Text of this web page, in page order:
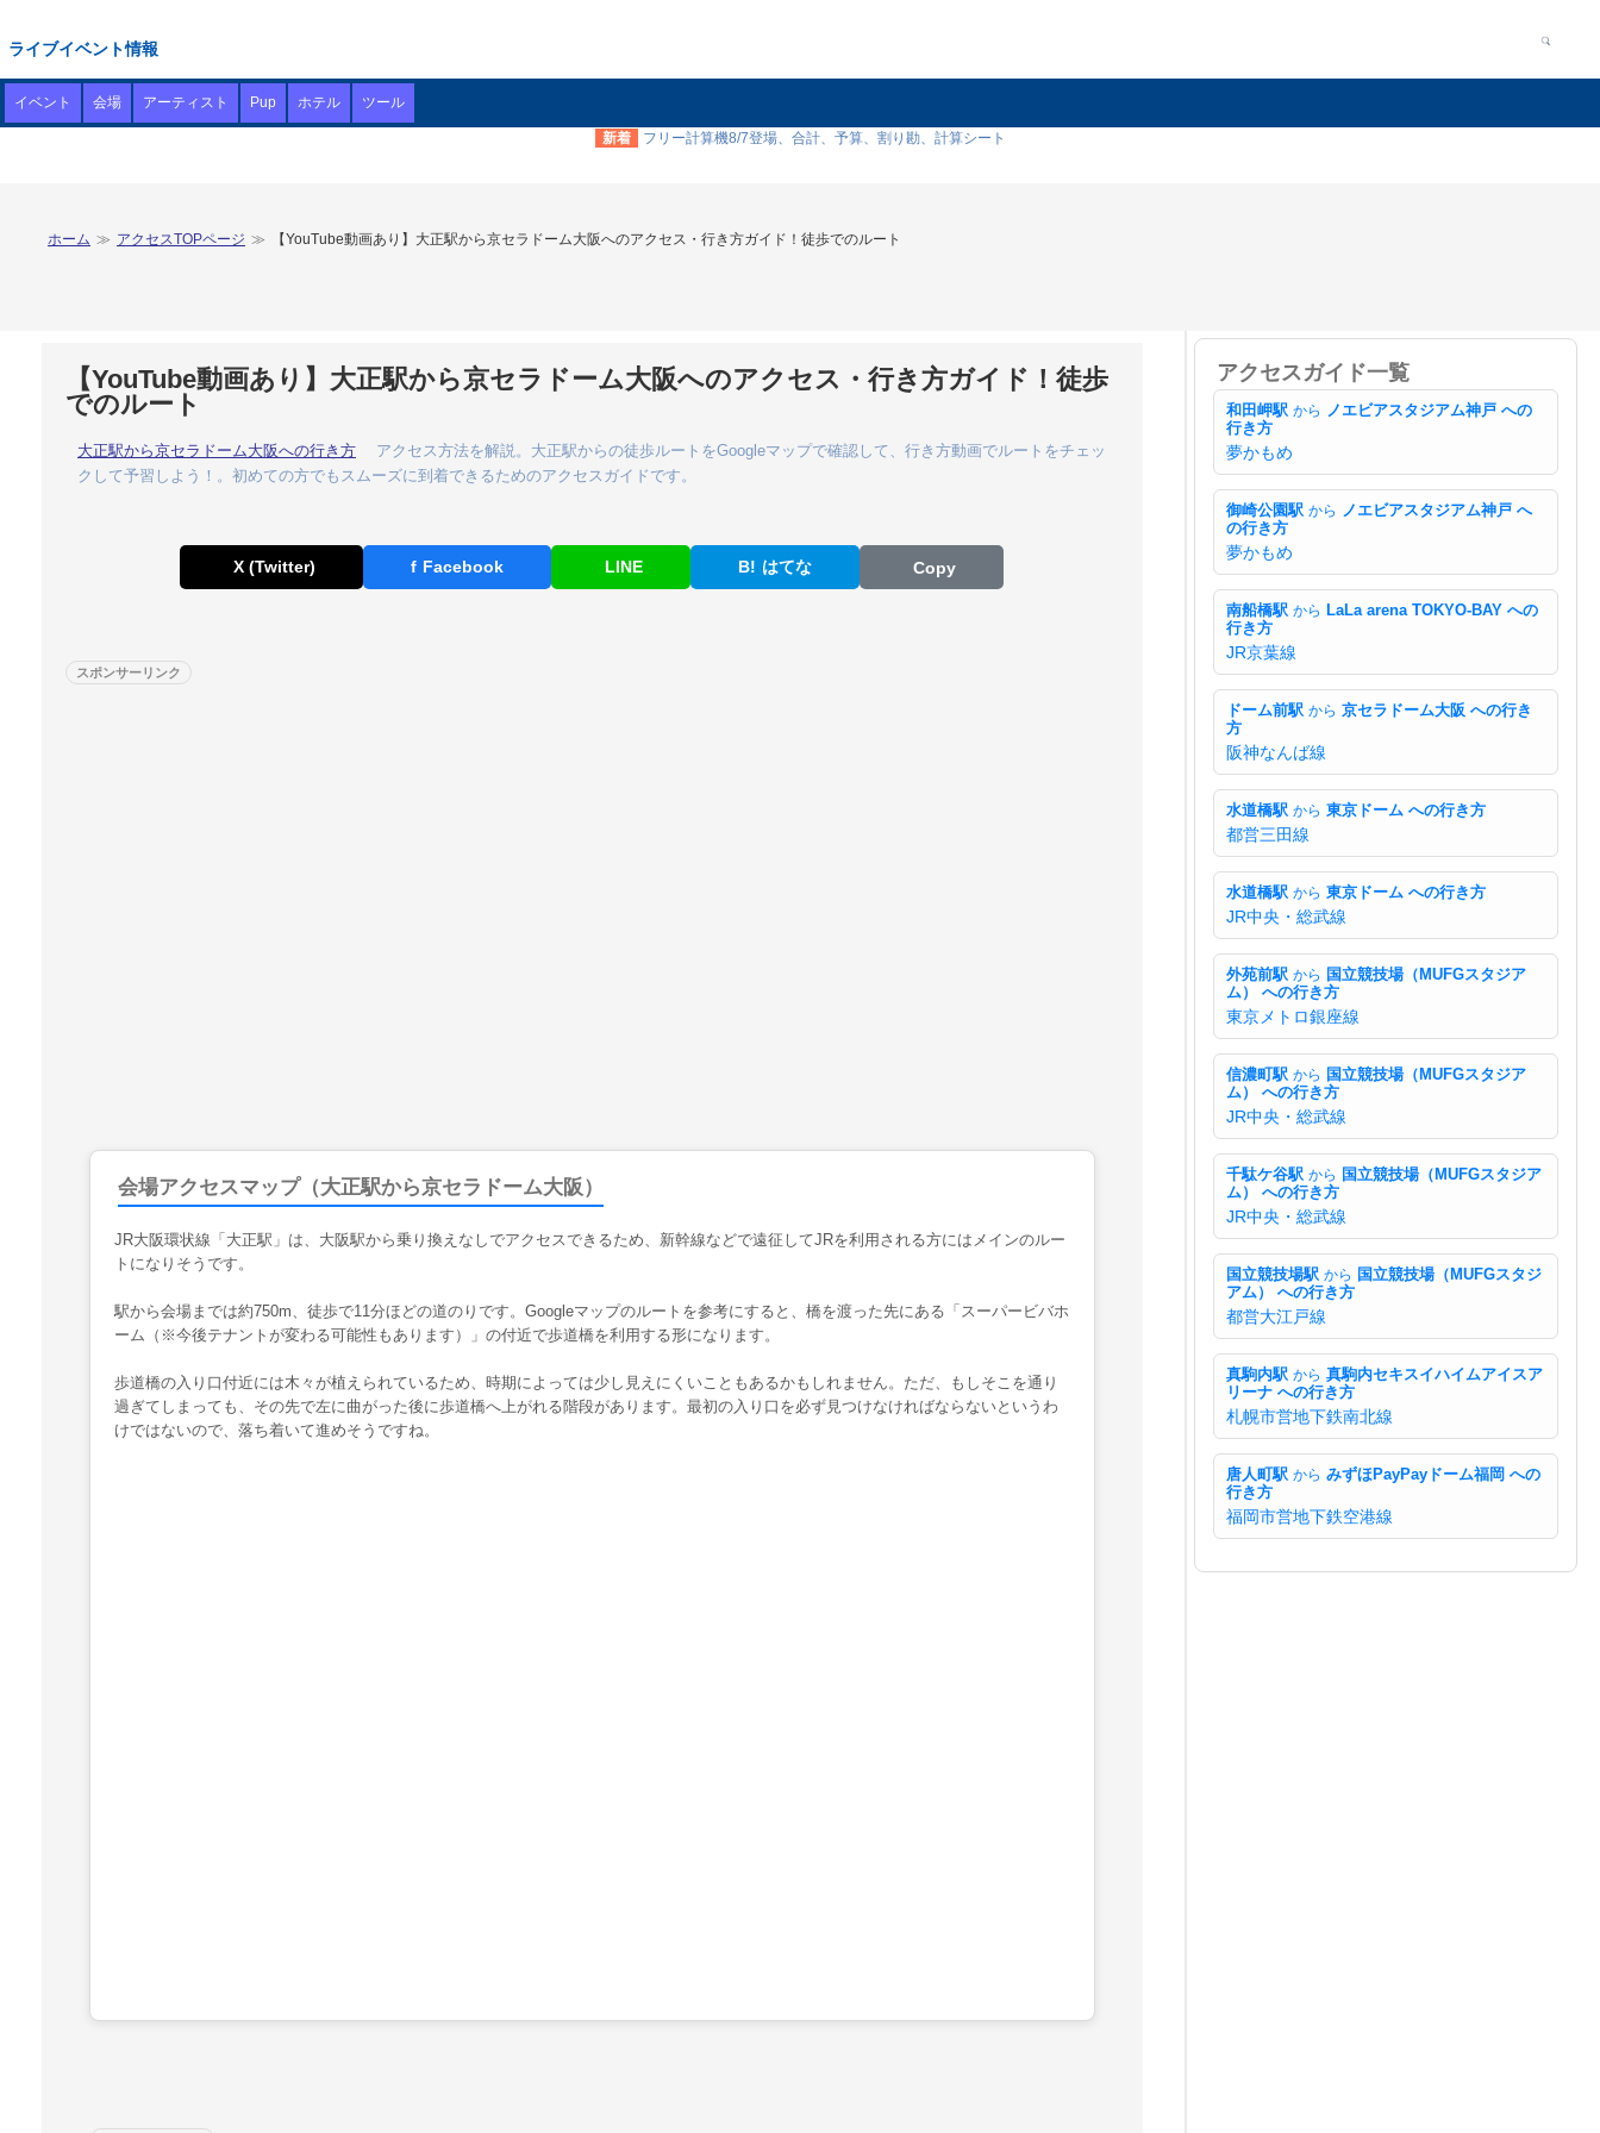
ライブイベント情報
イベント 会場 アーティスト Pup ホテル ツール
新着 フリー計算機8/7登場、合計、予算、割り勘、計算シート
ホーム アクセスTOPページ 【YouTube動画あり】大正駅から京セラドーム大阪へのアクセス・行き方ガイド！徒歩でのルート
【YouTube動画あり】大正駅から京セラドーム大阪へのアクセス・行き方ガイド！徒歩
でのルート
大正駅から京セラドーム大阪への行き方 アクセス方法を解説。大正駅からの徒歩ルートをGoogleマップで確認して、行き方動画でルートをチェッ
クして予習しよう！。初めての方でもスムーズに到着できるためのアクセスガイドです。
X (Twitter) f Facebook LINE B! はてな Copy
スポンサーリンク
会場アクセスマップ（大正駅から京セラドーム大阪）
JR大阪環状線「大正駅」は、大阪駅から乗り換えなしでアクセスできるため、新幹線などで遠征してJRを利用される方にはメインのルー
トになりそうです。
駅から会場までは約750m、徒歩で11分ほどの道のりです。Googleマップのルートを参考にすると、橋を渡った先にある「スーパービバホ
ーム（※今後テナントが変わる可能性もあります）」の付近で歩道橋を利用する形になります。
歩道橋の入り口付近には木々が植えられているため、時期によっては少し見えにくいこともあるかもしれません。ただ、もしそこを通り
過ぎてしまっても、その先で左に曲がった後に歩道橋へ上がれる階段があります。最初の入り口を必ず見つけなければならないというわ
けではないので、落ち着いて進めそうですね。
アクセスガイド一覧
和田岬駅 から ノエビアスタジアム神戸 への
行き方
夢かもめ
御崎公園駅 から ノエビアスタジアム神戸 へ
の行き方
夢かもめ
南船橋駅 から LaLa arena TOKYO-BAY への
行き方
JR京葉線
ドーム前駅 から 京セラドーム大阪 への行き
方
阪神なんば線
水道橋駅 から 東京ドーム への行き方
都営三田線
水道橋駅 から 東京ドーム への行き方
JR中央・総武線
外苑前駅 から 国立競技場（MUFGスタジア
ム） への行き方
東京メトロ銀座線
信濃町駅 から 国立競技場（MUFGスタジア
ム） への行き方
JR中央・総武線
千駄ケ谷駅 から 国立競技場（MUFGスタジア
ム） への行き方
JR中央・総武線
国立競技場駅 から 国立競技場（MUFGスタジ
アム） への行き方
都営大江戸線
真駒内駅 から 真駒内セキスイハイムアイスア
リーナ への行き方
札幌市営地下鉄南北線
唐人町駅 から みずほPayPayドーム福岡 への
行き方
福岡市営地下鉄空港線